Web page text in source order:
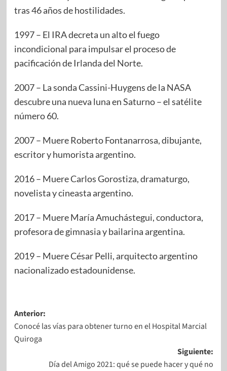
tras 46 años de hostilidades.
1997 – El IRA decreta un alto el fuego
incondicional para impulsar el proceso de
pacificación de Irlanda del Norte.
2007 – La sonda Cassini-Huygens de la NASA
descubre una nueva luna en Saturno – el satélite
número 60.
2007 – Muere Roberto Fontanarrosa, dibujante,
escritor y humorista argentino.
2016 – Muere Carlos Gorostiza, dramaturgo,
novelista y cineasta argentino.
2017 – Muere María Amuchástegui, conductora,
profesora de gimnasia y bailarina argentina.
2019 – Muere César Pelli, arquitecto argentino
nacionalizado estadounidense.
Anterior:
Conocé las vías para obtener turno en el Hospital Marcial
Quiroga
Siguiente:
Día del Amigo 2021: qué se puede hacer y qué no